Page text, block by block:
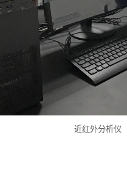
近红外分析仪